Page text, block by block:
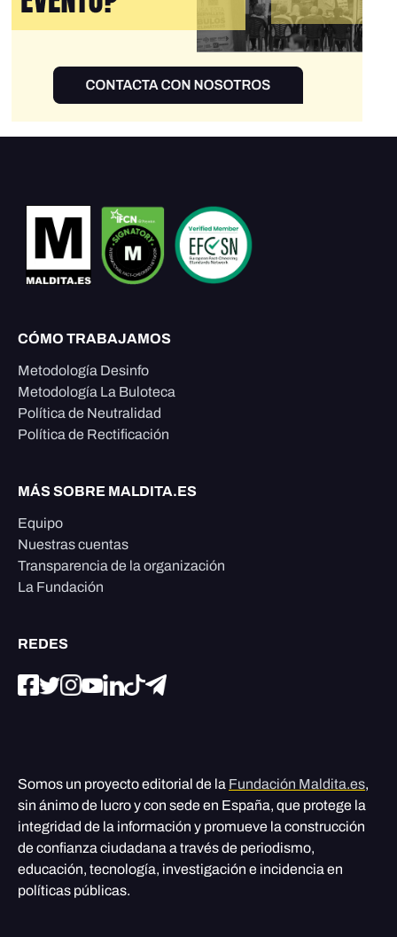
CÓMO TRABAJAMOS
Metodología Desinfo
Metodología La Buloteca
Política de Neutralidad
Política de Rectificación
MÁS SOBRE MALDITA.ES
Equipo
Nuestras cuentas
Transparencia de la organización
La Fundación
REDES
Somos un proyecto editorial de la Fundación Maldita.es,
sin ánimo de lucro y con sede en España, que protege la
integridad de la información y promueve la construcción
de confianza ciudadana a través de periodismo,
educación, tecnología, investigación e incidencia en
políticas públicas.